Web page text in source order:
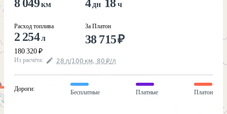
8 049км
Расход топлива
2 254л
180 320 ₽
4 дн 18ч
За Платон
38 715₽
Из расчёта: 28 л/100 км, 80 ₽/л
Дороги:
Бесплатные Платные Платон